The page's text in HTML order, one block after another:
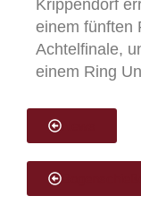
Krippendorf
einem fünften
Achtelfinale,
einem Ring